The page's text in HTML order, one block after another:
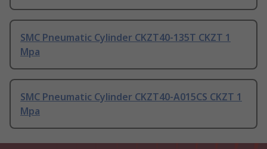
SMC Pneumatic Cylinder CKZT40-135T CKZT 1
Mpa
SMC Pneumatic Cylinder CKZT40-A015CS CKZT 1
Mpa